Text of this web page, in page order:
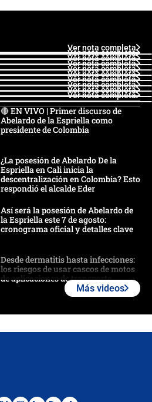
Ver nota completa
Ver nota completa
Ver nota completa
Ver nota completa
Ver nota completa
Ver nota completa
Ver nota completa
Ver nota completa
Ver nota completa
Ver nota completa
🔴 EN VIVO | Primer discurso de
Abelardo de la Espriella como
presidente de Colombia
¿La posesión de Abelardo De la
Espriella en Cali inicia la
descentralización en Colombia? Esto
respondió el alcalde Eder
Así será la posesión de Abelardo de
la Espriella este 7 de agosto:
cronograma oficial y detalles clave
Desde dermatitis hasta infecciones:
los riesgos de usar cascos de motos
de aplicaciones de transporte
Más videos